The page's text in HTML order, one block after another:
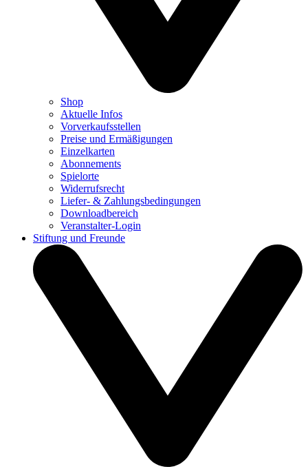
Shop
Aktuelle Infos
Vorverkaufsstellen
Preise und Ermäßigungen
Einzelkarten
Abonnements
Spielorte
Widerrufsrecht
Liefer- & Zahlungsbedingungen
Downloadbereich
Veranstalter-Login
Stiftung und Freunde